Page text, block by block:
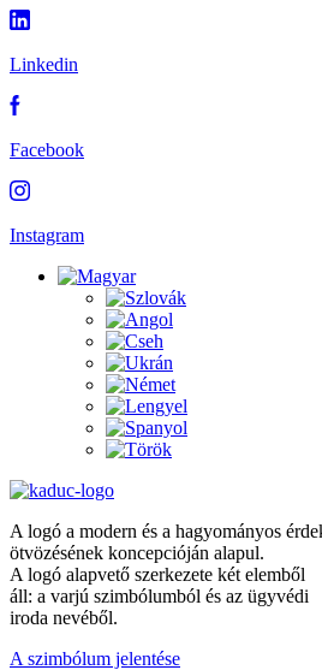
Linkedin
Facebook
Instagram
A logó a modern és a hagyományos
ötvözésének koncepcióján alapul.
A logó alapvető szerkezete két elemből
áll: a varjú szimbólumból és az ügyvédi
iroda nevéből.
A szimbólum jelentése